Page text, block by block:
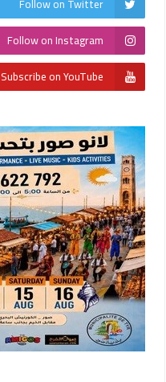
Follow on Twitter
Follow on Instagram
Subscribe on YouTube